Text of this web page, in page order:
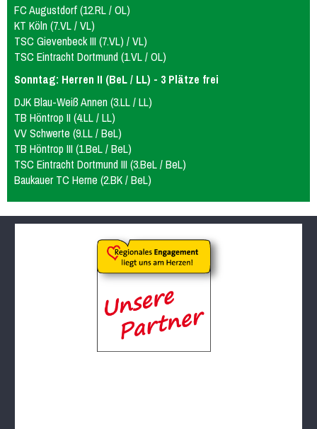
FC Augustdorf (12.RL / OL)
KT Köln (7.VL / VL)
TSC Gievenbeck III (7.VL) / VL)
TSC Eintracht Dortmund (1.VL / OL)
Sonntag: Herren II (BeL / LL) - 3 Plätze frei
DJK Blau-Weiß Annen (3.LL / LL)
TB Höntrop II (4.LL / LL)
VV Schwerte (9.LL / BeL)
TB Höntrop III (1.BeL / BeL)
TSC Eintracht Dortmund III (3.BeL / BeL)
Baukauer TC Herne (2.BK / BeL)